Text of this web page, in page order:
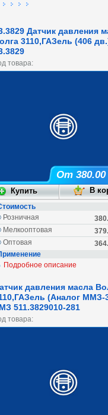
Датчик давления
3110,ГАЗель (406
товара:
От 380.00
Розничная
Мелкооптовая
Оптовая
Подробное описание
давления масла
(Аналог ММЗ-
511.3829010-281
товара: